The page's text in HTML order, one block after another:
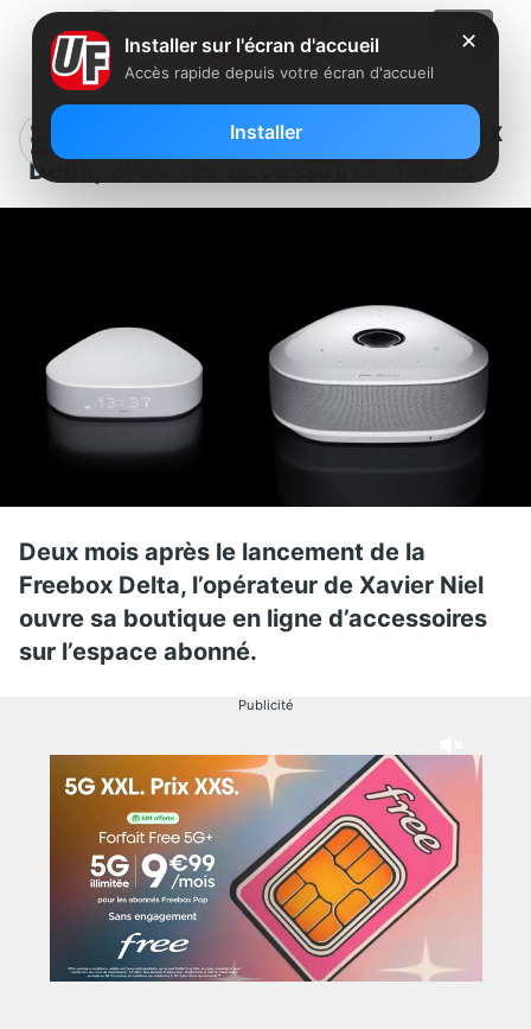
Free lance la boutique de la Freebox
Delta, avec ses accessoires dédiés
Deux mois après le lancement de la
Freebox Delta, l’opérateur de Xavier Niel
ouvre sa boutique en ligne d’accessoires
sur l’espace abonné.
Publicité
✕
Installer sur l'écran d'accueil
Accès rapide depuis votre écran d'accueil
Installer